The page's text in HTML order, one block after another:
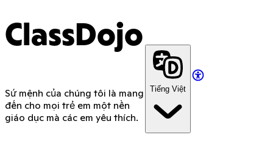
ClassDojo
Sứ mệnh của chúng tôi là mang
đến cho mọi trẻ em một nền
giáo dục mà các em yêu thích.
Tiếng Việt